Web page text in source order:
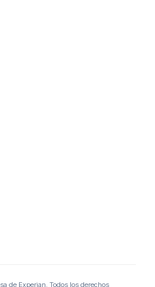
de Experian. Todos los derechos